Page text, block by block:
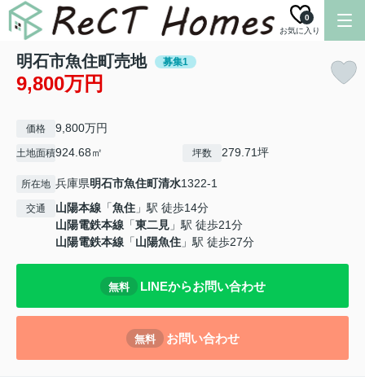
お気に入り
0
明石市魚住町売地 募集1
9,800万円
価格 9,800万円
土地面積924.68㎡ 坪数 279.71坪
所在地 兵庫県明石市魚住町清水1322-1
交通 山陽本線 「魚住 」駅 徒歩14分
山陽電鉄本線 「東二見 」駅 徒歩21分
山陽電鉄本線 「山陽魚住 」駅 徒歩27分
無料 LINEからお問い合わせ
無料 お問い合わせ